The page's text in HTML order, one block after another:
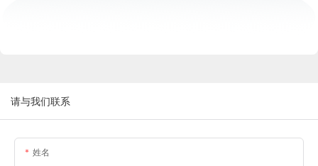
请与我们联系
姓名